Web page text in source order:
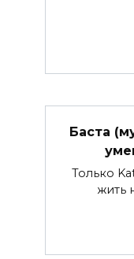
Баста
Только
жить